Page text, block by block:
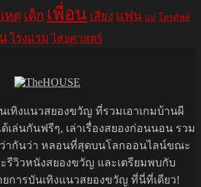
หตุ เด็ก เพื่อน เสียง แฟน แม่ โทรศัพท์
โรงแรม ไสยศาสตร์
เทิงแนวสยองขวัญ ที่รวมเอาเกมบ้านผี
เล่นกันฟรีๆ, เล่าเรื่องสยองก่อนนอน รวม
ากันว่า หลอนที่สุดบนโลกออนไลน์ขณะ
รีวิวหนังสยองขวัญ และเตรียมพบกับ
ยการบันเทิงแนวสยองขวัญ ที่นี่ที่เดียว!